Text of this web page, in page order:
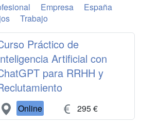
Empresa
España
Trabajo
Práctico de
Artificial con
para RRHH y
Online 295 €